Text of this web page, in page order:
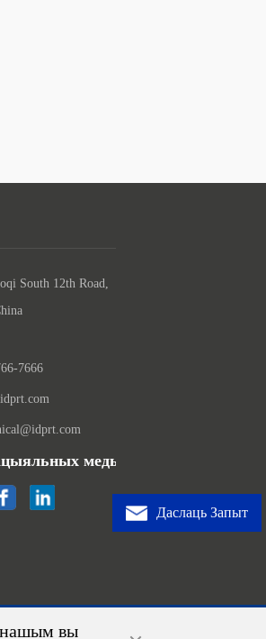
нашым вы
Даслаць Запыт
South 12th Road,
7666
медыях: